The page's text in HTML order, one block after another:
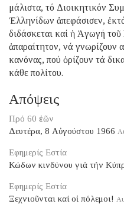
μάλιστα, τό Διοικητικόν
Ἑλληνίδων ἀπεφάσισεν,
διδάσκεται καί ἡ Ἀγωγή τοῦ
ἀπαραίτητον, νά γνωρίζουν
κανόνας, πού ὁρίζουν τά
κάθε πολίτου.
Απόψεις
Πρό 60 ἐτῶν
Δευτέρα, 8 Αὐγούστου 1966
Εφημερίς Εστία
Κώδων κινδύνου γιά τήν
Εφημερίς Εστία
Ξεχνιοῦνται καί οἱ πόλεμοι!